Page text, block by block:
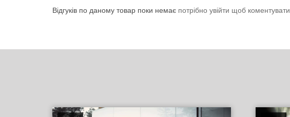
Відгуків по даному товар поки немає потрібно увійти щоб коментувати